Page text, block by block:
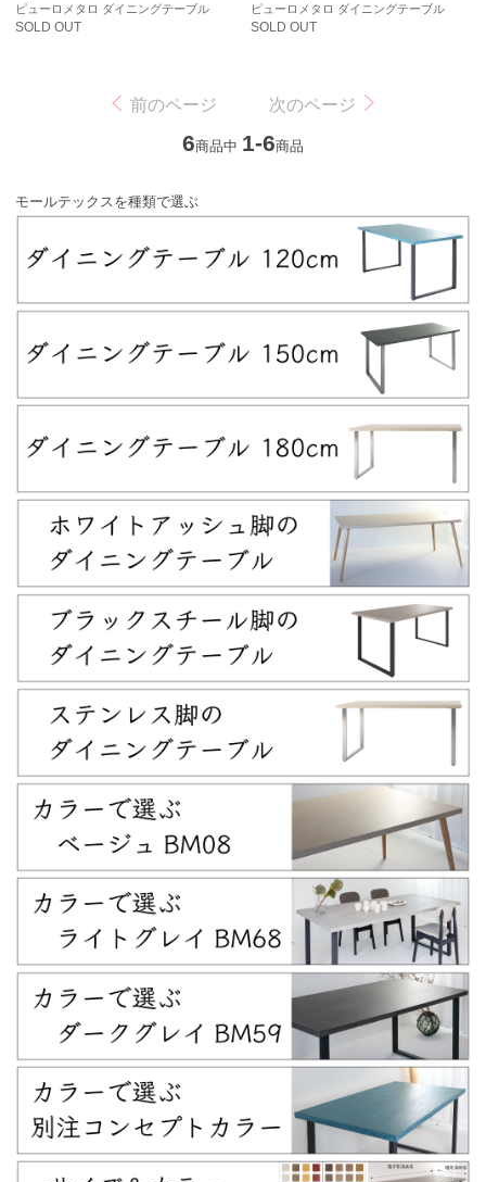
ピューロメタロ ダイニングテーブル
SOLD OUT
ピューロメタロ ダイニングテーブル
SOLD OUT
前のページ 次のページ
6商品中 1-6商品
モールテックスを種類で選ぶ